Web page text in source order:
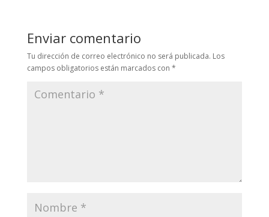
Enviar comentario
Tu dirección de correo electrónico no será publicada. Los
campos obligatorios están marcados con *